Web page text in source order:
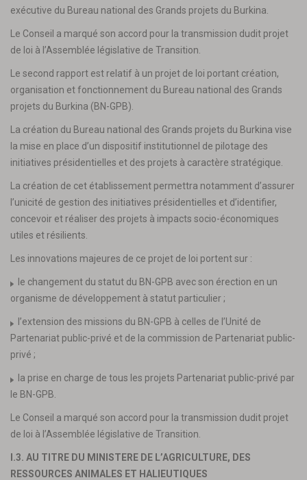
exécutive du Bureau national des Grands projets du Burkina.
Le Conseil a marqué son accord pour la transmission dudit projet
de loi à l’Assemblée législative de Transition.
Le second rapport est relatif à un projet de loi portant création,
organisation et fonctionnement du Bureau national des Grands
projets du Burkina (BN-GPB).
La création du Bureau national des Grands projets du Burkina vise
la mise en place d’un dispositif institutionnel de pilotage des
initiatives présidentielles et des projets à caractère stratégique.
La création de cet établissement permettra notamment d’assurer
l’unicité de gestion des initiatives présidentielles et d’identifier,
concevoir et réaliser des projets à impacts socio-économiques
utiles et résilients.
Les innovations majeures de ce projet de loi portent sur :
le changement du statut du BN-GPB avec son érection en un
organisme de développement à statut particulier ;
l’extension des missions du BN-GPB à celles de l’Unité de
Partenariat public-privé et de la commission de Partenariat public-
privé ;
la prise en charge de tous les projets Partenariat public-privé par
le BN-GPB.
Le Conseil a marqué son accord pour la transmission dudit projet
de loi à l’Assemblée législative de Transition.
I.3. AU TITRE DU MINISTERE DE L’AGRICULTURE, DES
RESSOURCES ANIMALES ET HALIEUTIQUES